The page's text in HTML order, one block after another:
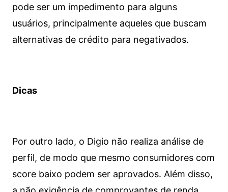
pode ser um impedimento para alguns
usuários, principalmente aqueles que buscam
alternativas de crédito para negativados.
Dicas
Por outro lado, o Digio não realiza análise de
perfil, de modo que mesmo consumidores com
score baixo podem ser aprovados. Além disso,